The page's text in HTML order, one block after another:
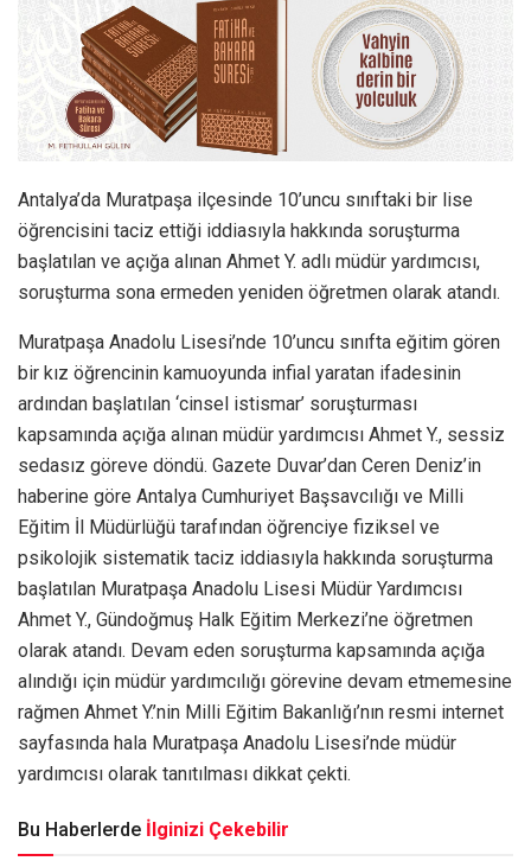
Antalya’da Muratpaşa ilçesinde 10’uncu sınıftaki bir lise
öğrencisini taciz ettiği iddiasıyla hakkında soruşturma
başlatılan ve açığa alınan Ahmet Y. adlı müdür yardımcısı,
soruşturma sona ermeden yeniden öğretmen olarak atandı.
Muratpaşa Anadolu Lisesi’nde 10’uncu sınıfta eğitim gören
bir kız öğrencinin kamuoyunda infial yaratan ifadesinin
ardından başlatılan ‘cinsel istismar’ soruşturması
kapsamında açığa alınan müdür yardımcısı Ahmet Y., sessiz
sedasız göreve döndü. Gazete Duvar’dan Ceren Deniz’in
haberine göre Antalya Cumhuriyet Başsavcılığı ve Milli
Eğitim İl Müdürlüğü tarafından öğrenciye fiziksel ve
psikolojik sistematik taciz iddiasıyla hakkında soruşturma
başlatılan Muratpaşa Anadolu Lisesi Müdür Yardımcısı
Ahmet Y., Gündoğmuş Halk Eğitim Merkezi’ne öğretmen
olarak atandı. Devam eden soruşturma kapsamında açığa
alındığı için müdür yardımcılığı görevine devam etmemesine
rağmen Ahmet Y.’nin Milli Eğitim Bakanlığı’nın resmi internet
sayfasında hala Muratpaşa Anadolu Lisesi’nde müdür
yardımcısı olarak tanıtılması dikkat çekti.
Bu Haberlerde İlginizi Çekebilir